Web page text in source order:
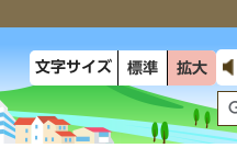
文字サイズ 標準 拡大